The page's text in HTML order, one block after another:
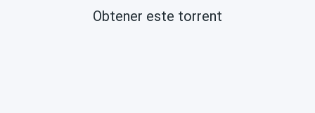
Obtener este torrent